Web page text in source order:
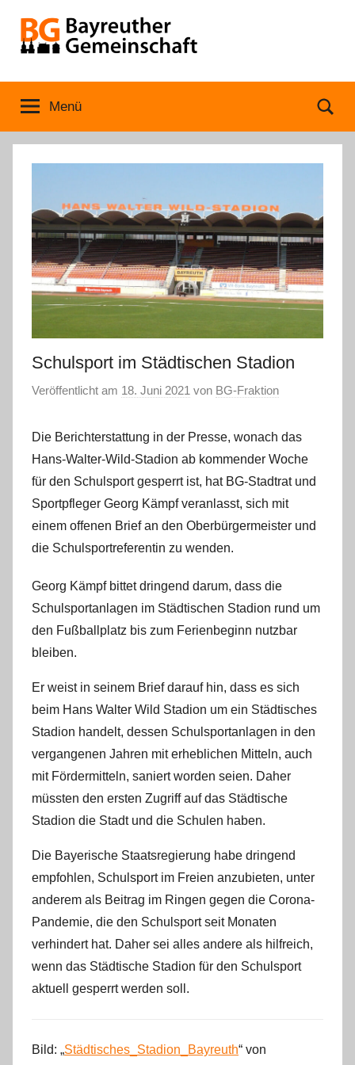
Inhalt
springen
Bayreuther
Gemeinschaft
Menü
Schulsport im Städtischen Stadion
Veröffentlicht am 18. Juni 2021 von BG-Fraktion
Die Berichterstattung in der Presse, wonach das
Hans-Walter-Wild-Stadion ab kommender Woche
für den Schulsport gesperrt ist, hat BG-Stadtrat und
Sportpfleger Georg Kämpf veranlasst, sich mit
einem offenen Brief an den Oberbürgermeister und
die Schulsportreferentin zu wenden.
Georg Kämpf bittet dringend darum, dass die
Schulsportanlagen im Städtischen Stadion rund um
den Fußballplatz bis zum Ferienbeginn nutzbar
bleiben.
Er weist in seinem Brief darauf hin, dass es sich
beim Hans Walter Wild Stadion um ein Städtisches
Stadion handelt, dessen Schulsportanlagen in den
vergangenen Jahren mit erheblichen Mitteln, auch
mit Fördermitteln, saniert worden seien. Daher
müssten den ersten Zugriff auf das Städtische
Stadion die Stadt und die Schulen haben.
Die Bayerische Staatsregierung habe dringend
empfohlen, Schulsport im Freien anzubieten, unter
anderem als Beitrag im Ringen gegen die Corona-
Pandemie, die den Schulsport seit Monaten
verhindert hat. Daher sei alles andere als hilfreich,
wenn das Städtische Stadion für den Schulsport
aktuell gesperrt werden soll.
Bild: „Städtisches_Stadion_Bayreuth“ von